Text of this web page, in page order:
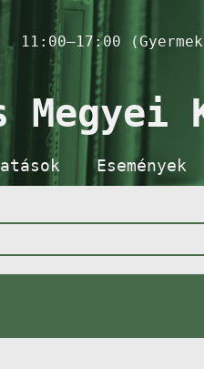
11:00–17:00
Megyei
Események